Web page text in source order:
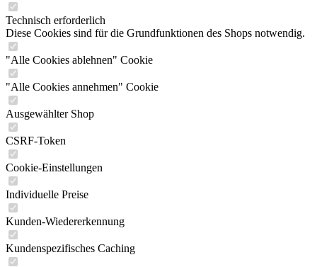
Technisch erforderlich
Diese Cookies sind für die Grundfunktionen des Shops notwendig.
"Alle Cookies ablehnen" Cookie
"Alle Cookies annehmen" Cookie
Ausgewählter Shop
CSRF-Token
Cookie-Einstellungen
Individuelle Preise
Kunden-Wiedererkennung
Kundenspezifisches Caching